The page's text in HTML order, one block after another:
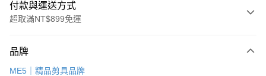
付款與運送方式
超取滿NT$899免運
信用卡一次付款
品牌
ME5｜精品剪具品牌